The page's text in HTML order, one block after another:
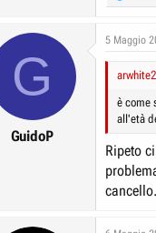
e
c
n
s
G
GuidoP
5 Maggio
è come
all'età
Ripeto